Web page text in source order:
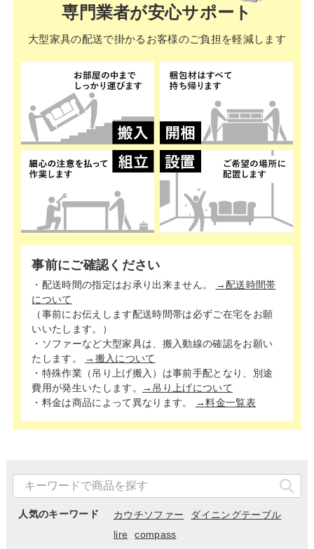
専門業者が安心サポート
大型家具の配送で掛かる お客様のご負担を軽減します
事前にご確認ください
・配送時間の指定はお承り出来ません。
→配送時間帯
について
（事前にお伝えします配送時間帯は必ずご在宅をお願
いいたします。）
・ソファーなど大型家具は、搬入動線の確認をお願い
たします。
→搬入について
・特殊作業（吊り上げ搬入）は事前手配となり、別途
費用が発生いたします。
→吊り上げについて
・料金は商品によって異なります。
→料金一覧表
人気のキーワード カウチソファー
ダイニングテーブル
lire
compass